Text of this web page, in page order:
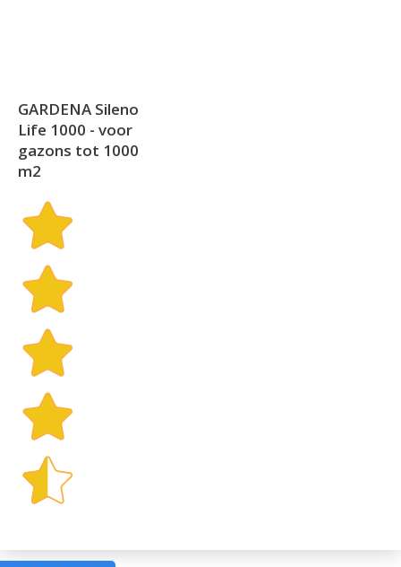
GARDENA Sileno
Life 1000 - voor
gazons tot 1000
m2